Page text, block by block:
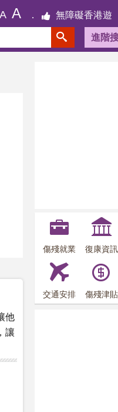
A A 無障礙香港遊
進階
他
讓
傷殘就業 復康資訊
交通安排 傷殘津貼